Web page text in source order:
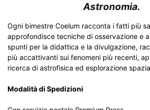
Astronomia.
Ogni bimestre Coelum racconta i fatti più
approfondisce tecniche di osservazione e
spunti per la didattica e la divulgazione,
più accattivanti sui fenomeni più recenti,
ricerca di astrofisica ed esplorazione
Modalità di Spedizioni